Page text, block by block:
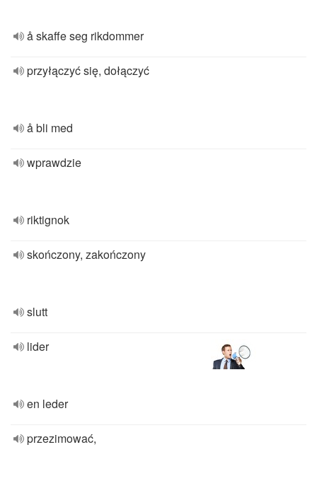
å skaffe seg rikdommer
przyłączyć się, dołączyć
å bli med
wprawdzie
riktignok
skończony, zakończony
slutt
lider
en leder
przezimować,